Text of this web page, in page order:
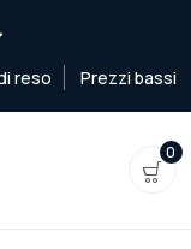
reso Prezzi bassi
0